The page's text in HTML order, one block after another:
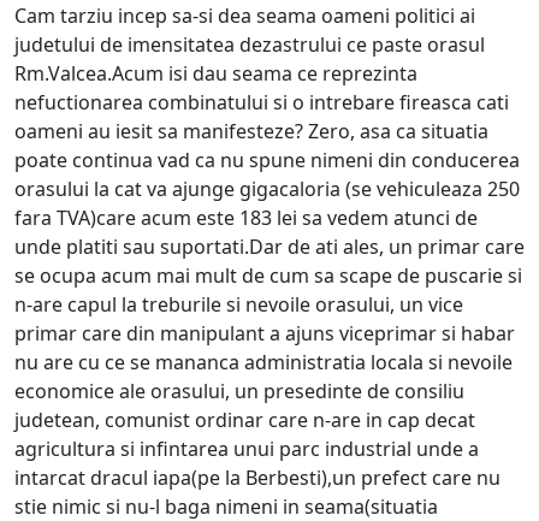
Cam tarziu incep sa-si dea seama oameni politici ai
judetului de imensitatea dezastrului ce paste orasul
Rm.Valcea.Acum isi dau seama ce reprezinta
nefuctionarea combinatului si o intrebare fireasca cati
oameni au iesit sa manifesteze? Zero, asa ca situatia
poate continua vad ca nu spune nimeni din conducerea
orasului la cat va ajunge gigacaloria (se vehiculeaza 250
fara TVA)care acum este 183 lei sa vedem atunci de
unde platiti sau suportati.Dar de ati ales, un primar care
se ocupa acum mai mult de cum sa scape de puscarie si
n-are capul la treburile si nevoile orasului, un vice
primar care din manipulant a ajuns viceprimar si habar
nu are cu ce se mananca administratia locala si nevoile
economice ale orasului, un presedinte de consiliu
judetean, comunist ordinar care n-are in cap decat
agricultura si infintarea unui parc industrial unde a
intarcat dracul iapa(pe la Berbesti),un prefect care nu
stie nimic si nu-l baga nimeni in seama(situatia